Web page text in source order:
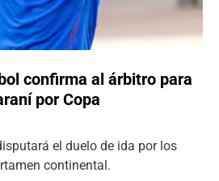
confirma al árbitro para
por Copa
el duelo de ida por los
continental.